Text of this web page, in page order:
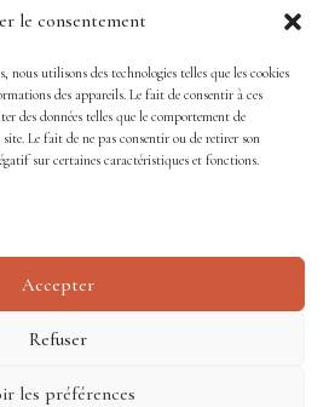
le consentement
nous utilisons des technologies telles que les cookies
des appareils. Le fait de consentir à ces
des données telles que le comportement de
Le fait de ne pas consentir ou de retirer son
sur certaines caractéristiques et fonctions.
Accepter
Refuser
les préférences